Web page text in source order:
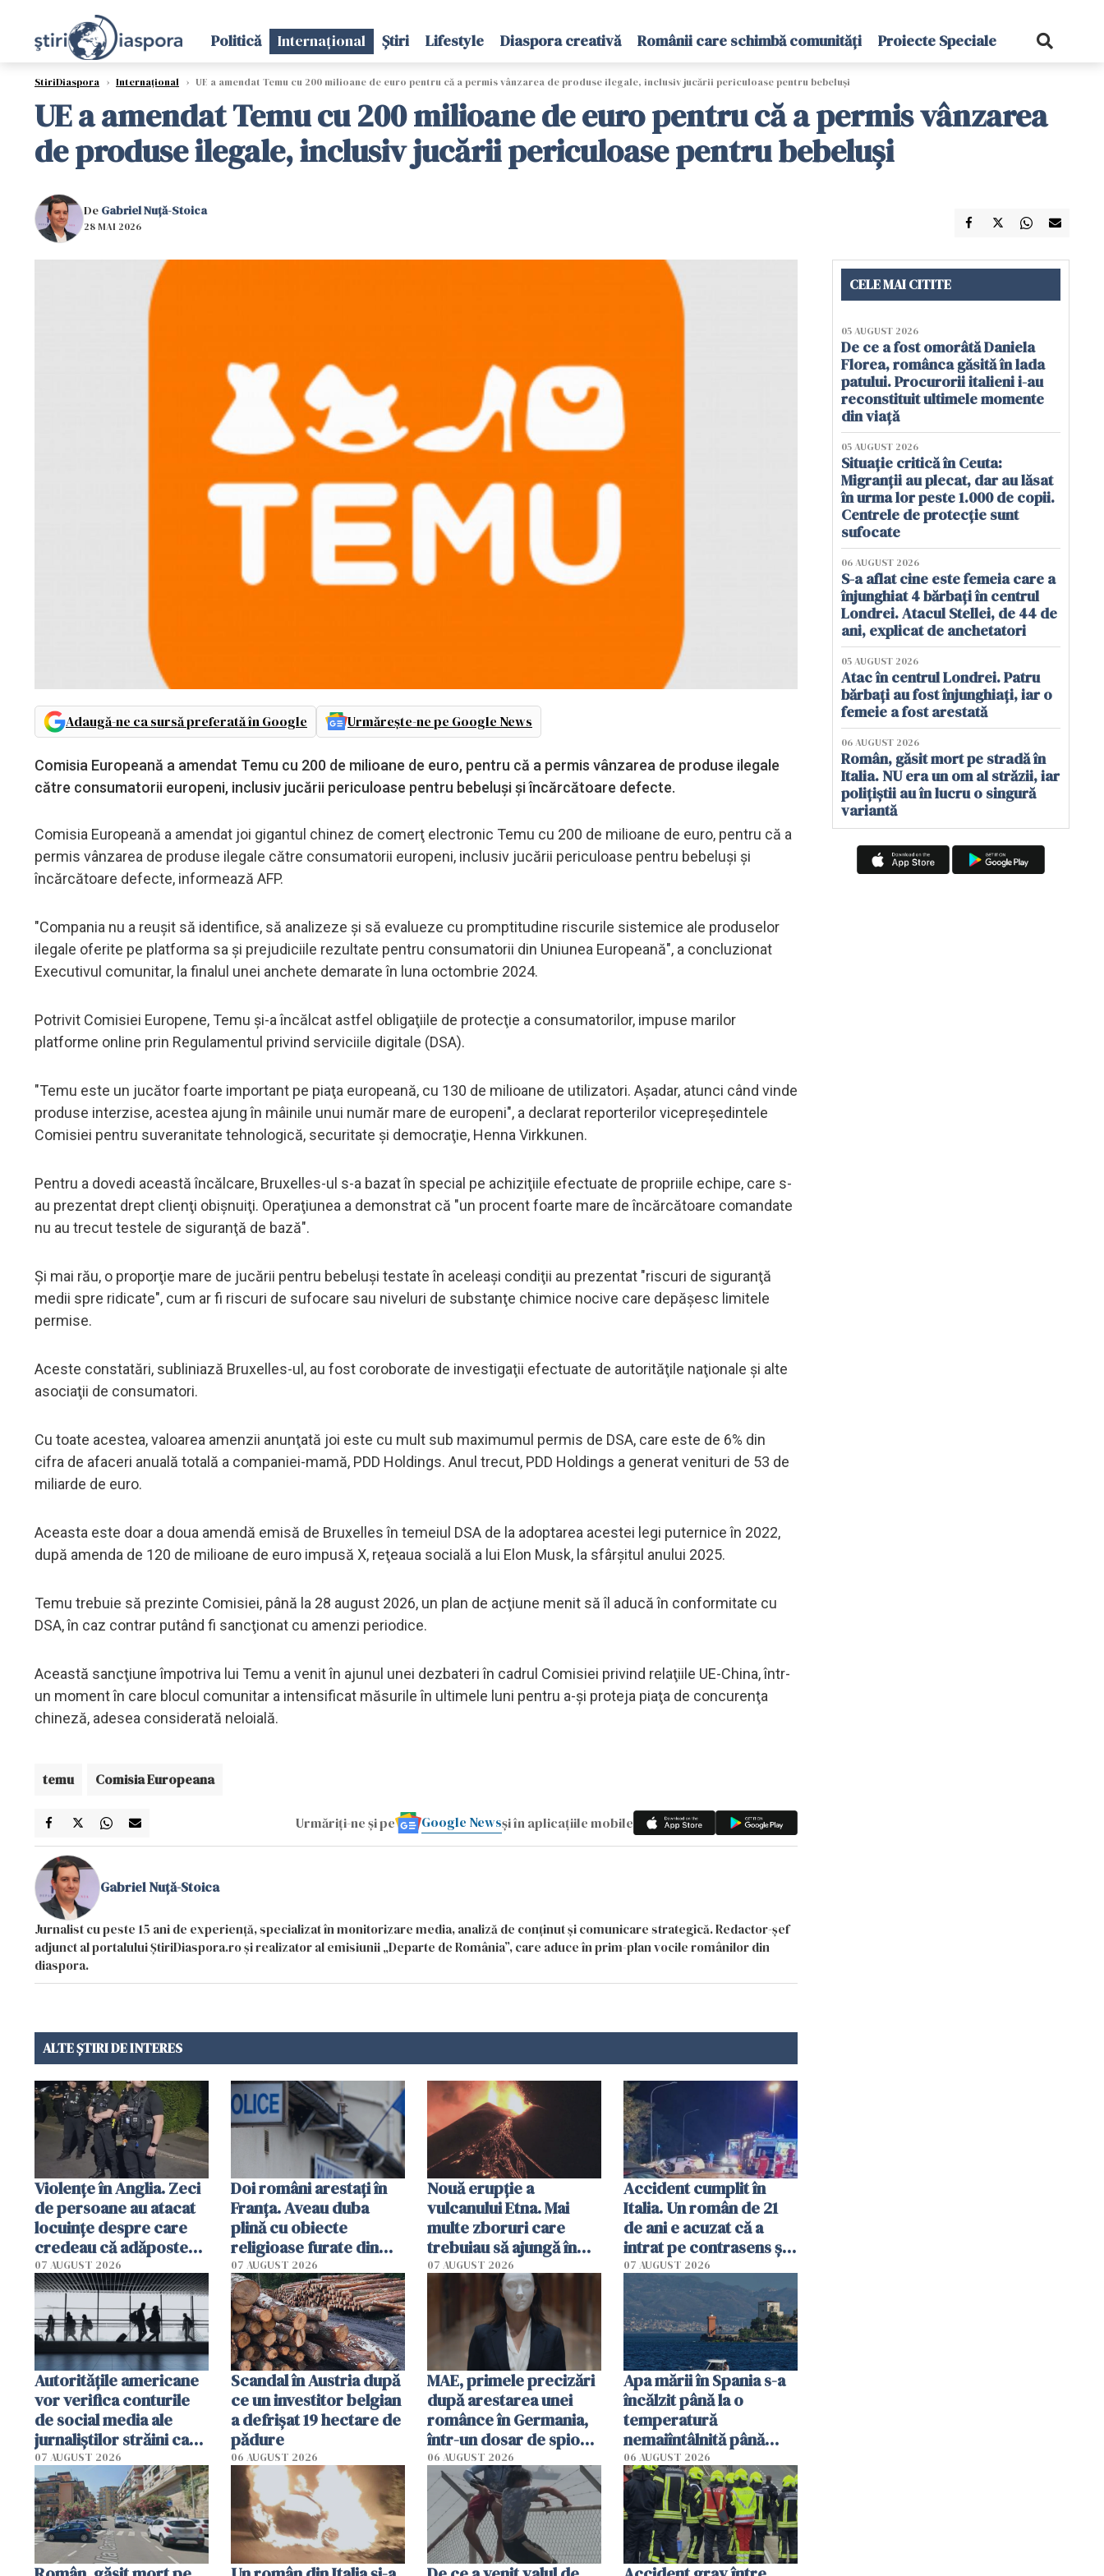
Politică Internațional Știri Lifestyle Diaspora creativă Românii care schimbă comunități Proiecte Speciale
StiriDiaspora › Internațional › UE a amendat Temu cu 200 milioane de euro pentru că a permis vânzarea de produse ilegale, inclusiv jucării periculoase pentru bebeluşi
UE a amendat Temu cu 200 milioane de euro pentru că a permis vânzarea
de produse ilegale, inclusiv jucării periculoase pentru bebeluşi
De Gabriel Nuță-Stoica
28 MAI 2026
Adaugă-ne ca sursă preferată în Google Urmărește-ne pe Google News
Comisia Europeană a amendat Temu cu 200 de milioane de euro, pentru că a permis vânzarea de produse ilegale
către consumatorii europeni, inclusiv jucării periculoase pentru bebeluşi şi încărcătoare defecte.
Comisia Europeană a amendat joi gigantul chinez de comerţ electronic Temu cu 200 de milioane de euro, pentru că a
permis vânzarea de produse ilegale către consumatorii europeni, inclusiv jucării periculoase pentru bebeluşi şi
încărcătoare defecte, informează AFP.
"Compania nu a reuşit să identifice, să analizeze şi să evalueze cu promptitudine riscurile sistemice ale produselor
ilegale oferite pe platforma sa şi prejudiciile rezultate pentru consumatorii din Uniunea Europeană", a concluzionat
Executivul comunitar, la finalul unei anchete demarate în luna octombrie 2024.
Potrivit Comisiei Europene, Temu şi-a încălcat astfel obligaţiile de protecţie a consumatorilor, impuse marilor
platforme online prin Regulamentul privind serviciile digitale (DSA).
"Temu este un jucător foarte important pe piaţa europeană, cu 130 de milioane de utilizatori. Aşadar, atunci când vinde
produse interzise, acestea ajung în mâinile unui număr mare de europeni", a declarat reporterilor vicepreşedintele
Comisiei pentru suveranitate tehnologică, securitate şi democraţie, Henna Virkkunen.
Pentru a dovedi această încălcare, Bruxelles-ul s-a bazat în special pe achiziţiile efectuate de propriile echipe, care s-
au prezentat drept clienţi obişnuiţi. Operaţiunea a demonstrat că "un procent foarte mare de încărcătoare comandate
nu au trecut testele de siguranţă de bază".
Şi mai rău, o proporţie mare de jucării pentru bebeluşi testate în aceleaşi condiţii au prezentat "riscuri de siguranţă
medii spre ridicate", cum ar fi riscuri de sufocare sau niveluri de substanţe chimice nocive care depăşesc limitele
permise.
Aceste constatări, subliniază Bruxelles-ul, au fost coroborate de investigaţii efectuate de autorităţile naţionale şi alte
asociaţii de consumatori.
Cu toate acestea, valoarea amenzii anunţată joi este cu mult sub maximumul permis de DSA, care este de 6% din
cifra de afaceri anuală totală a companiei-mamă, PDD Holdings. Anul trecut, PDD Holdings a generat venituri de 53 de
miliarde de euro.
Aceasta este doar a doua amendă emisă de Bruxelles în temeiul DSA de la adoptarea acestei legi puternice în 2022,
după amenda de 120 de milioane de euro impusă X, reţeaua socială a lui Elon Musk, la sfârşitul anului 2025.
Temu trebuie să prezinte Comisiei, până la 28 august 2026, un plan de acţiune menit să îl aducă în conformitate cu
DSA, în caz contrar putând fi sancţionat cu amenzi periodice.
Această sancţiune împotriva lui Temu a venit în ajunul unei dezbateri în cadrul Comisiei privind relaţiile UE-China, într-
un moment în care blocul comunitar a intensificat măsurile în ultimele luni pentru a-şi proteja piaţa de concurenţa
chineză, adesea considerată neloială.
temu Comisia Europeana
Urmăriți-ne și pe Google Newsși în aplicațiile mobile
Gabriel Nuță-Stoica
Jurnalist cu peste 15 ani de experiență, specializat în monitorizare media, analiză de conținut și comunicare strategică. Redactor-șef
adjunct al portalului ȘtiriDiaspora.ro și realizator al emisiunii „Departe de România”, care aduce în prim-plan vocile românilor din
diaspora.
ALTE ȘTIRI DE INTERES
Violenţe în Anglia. Zeci
de persoane au atacat
locuinţe despre care
credeau că adăpostesc
solicitanţi de azil
07 AUGUST 2026
Doi români arestați în
Franța. Aveau duba
plină cu obiecte
religioase furate din
biserici și cimitire
07 AUGUST 2026
Nouă erupție a
vulcanului Etna. Mai
multe zboruri care
trebuiau să ajungă în
Catania au fost deviate
07 AUGUST 2026
Accident cumplit în
Italia. Un român de 21
de ani e acuzat că a
intrat pe contrasens și a
omorât doi oameni
07 AUGUST 2026
Autorităţile americane
vor verifica conturile
de social media ale
jurnaliştilor străini care
aplică pentru viză
07 AUGUST 2026
Scandal în Austria după
ce un investitor belgian
a defrișat 19 hectare de
pădure
06 AUGUST 2026
MAE, primele precizări
după arestarea unei
românce în Germania,
într-un dosar de spionaj
în favoarea Rusiei
06 AUGUST 2026
Apa mării în Spania s-a
încălzit până la o
temperatură
nemaiîntâlnită până
acum. Record absolut
în Mediterană
06 AUGUST 2026
CELE MAI CITITE
05 AUGUST 2026
De ce a fost omorâtă Daniela
Florea, românca găsită în lada
patului. Procurorii italieni i-au
reconstituit ultimele momente
din viață
05 AUGUST 2026
Situație critică în Ceuta:
Migranții au plecat, dar au lăsat
în urma lor peste 1.000 de copii.
Centrele de protecție sunt
sufocate
06 AUGUST 2026
S-a aflat cine este femeia care a
înjunghiat 4 bărbați în centrul
Londrei. Atacul Stellei, de 44 de
ani, explicat de anchetatori
05 AUGUST 2026
Atac în centrul Londrei. Patru
bărbați au fost înjunghiați, iar o
femeie a fost arestată
06 AUGUST 2026
Român, găsit mort pe stradă în
Italia. NU era un om al străzii, iar
polițiștii au în lucru o singură
variantă